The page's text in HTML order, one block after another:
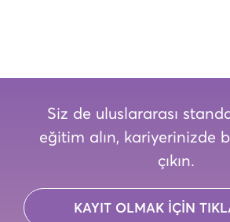
Siz de uluslararası
eğitim alın, kariyerinizde
çıkın.
KAYIT OLMAK İÇİN